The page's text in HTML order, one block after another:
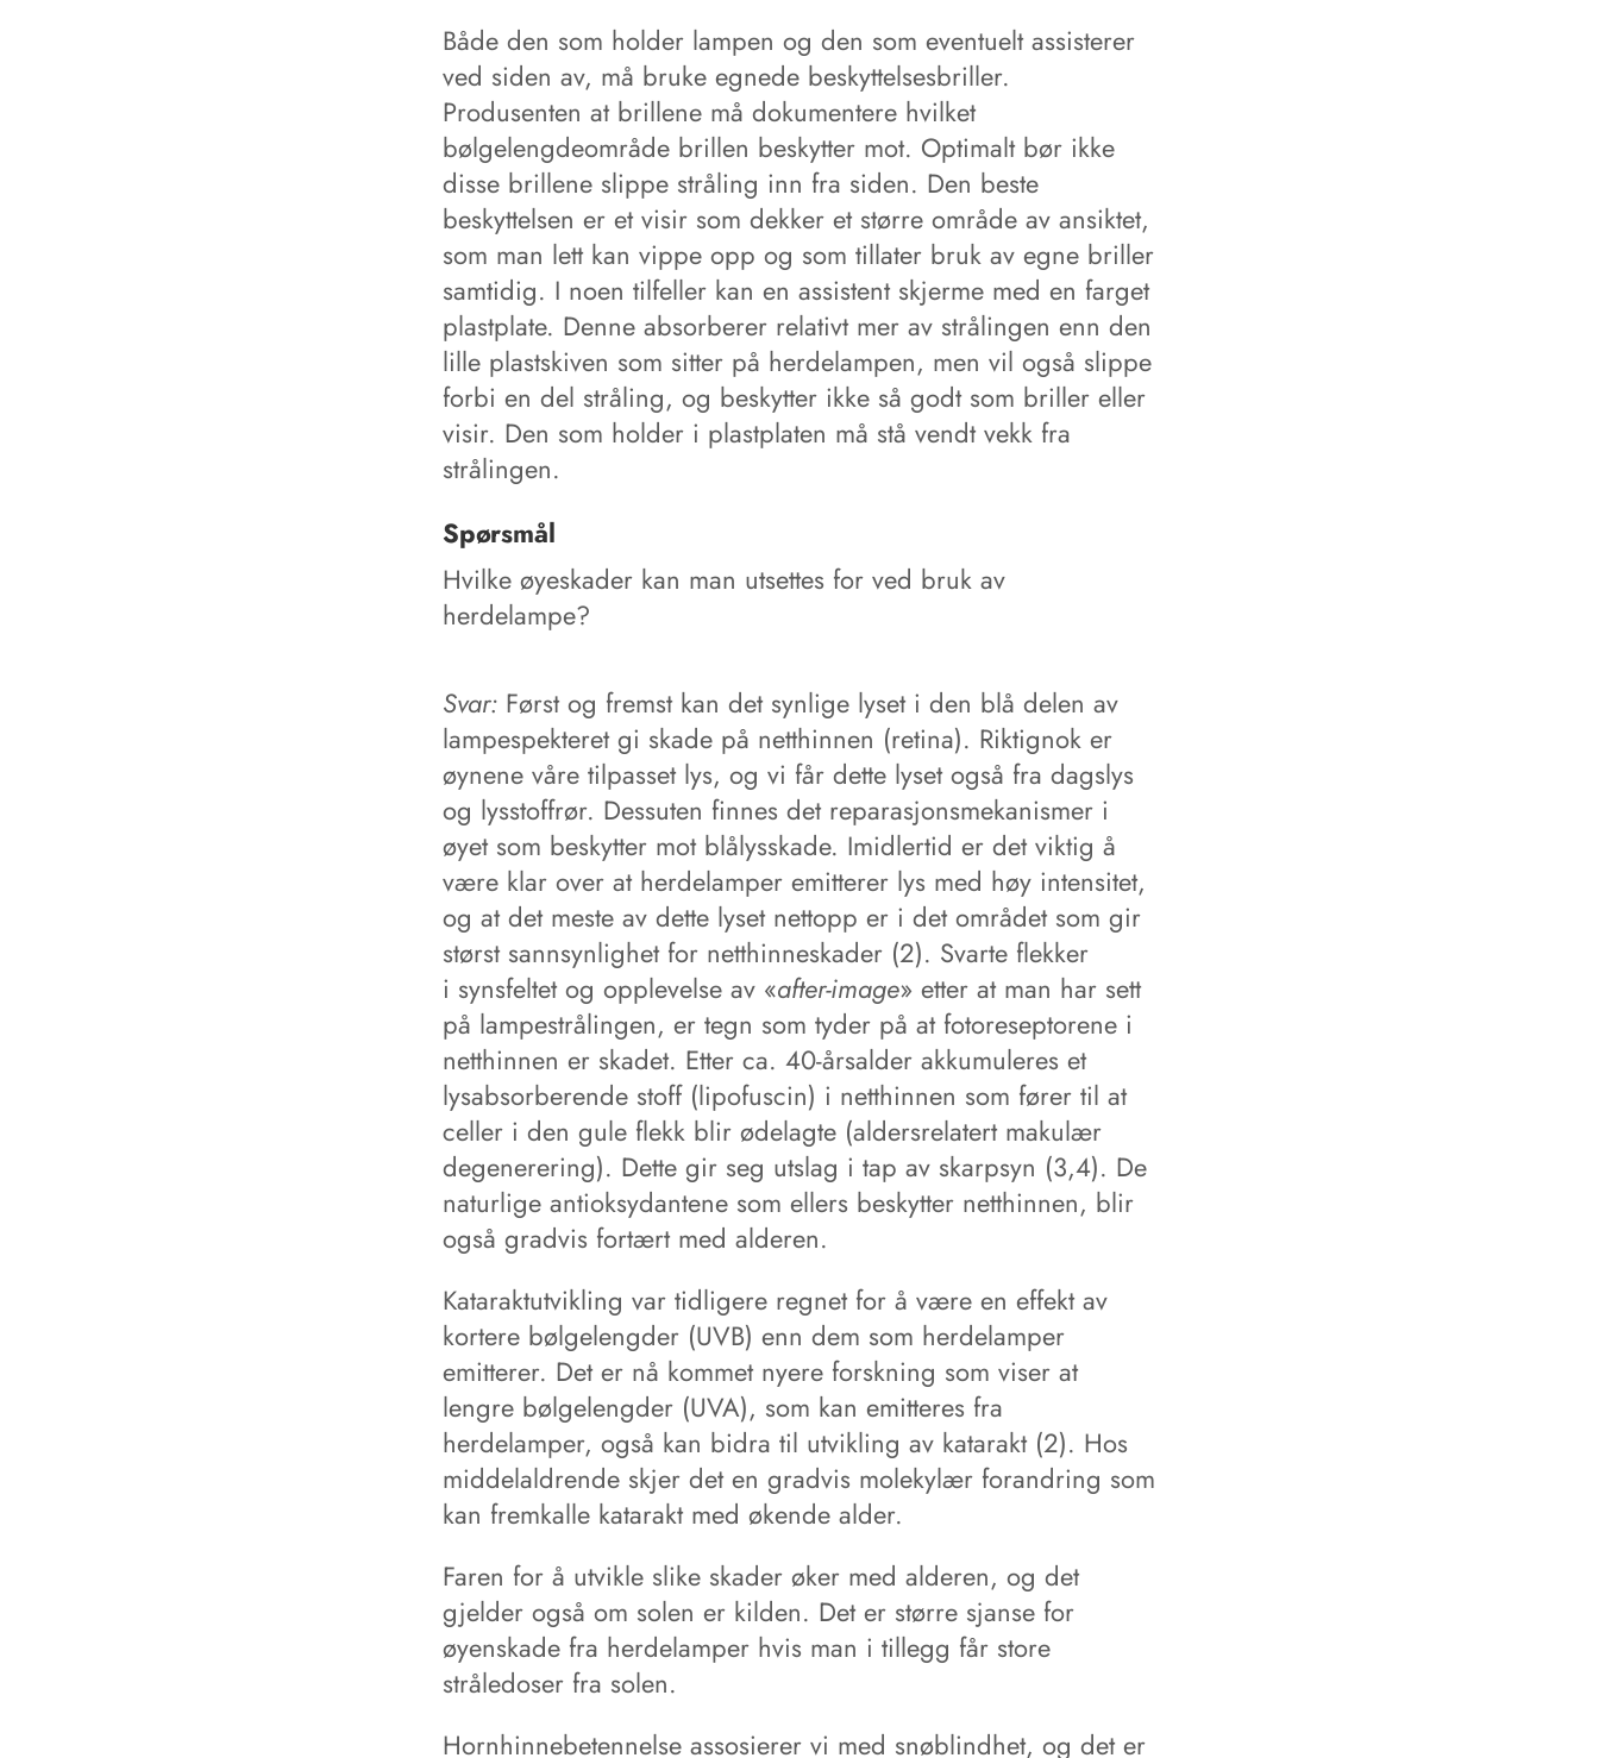
Både den som holder lampen og den som eventuelt assisterer
ved siden av, må bruke egnede beskyttelsesbriller.
Produsenten at brillene må dokumentere hvilket
bølgelengdeområde brillen beskytter mot. Optimalt bør ikke
disse brillene slippe stråling inn fra siden. Den beste
beskyttelsen er et visir som dekker et større område av ansiktet,
som man lett kan vippe opp og som tillater bruk av egne briller
samtidig. I noen tilfeller kan en assistent skjerme med en farget
plastplate. Denne absorberer relativt mer av strålingen enn den
lille plastskiven som sitter på herdelampen, men vil også slippe
forbi en del stråling, og beskytter ikke så godt som briller eller
visir. Den som holder i plastplaten må stå vendt vekk fra
strålingen.
Spørsmål
Hvilke øyeskader kan man utsettes for ved bruk av
herdelampe?
Svar: Først og fremst kan det synlige lyset i den blå delen av
lampespekteret gi skade på netthinnen (retina). Riktignok er
øynene våre tilpasset lys, og vi får dette lyset også fra dagslys
og lysstoffrør. Dessuten finnes det reparasjonsmekanismer i
øyet som beskytter mot blålysskade. Imidlertid er det viktig å
være klar over at herdelamper emitterer lys med høy intensitet,
og at det meste av dette lyset nettopp er i det området som gir
størst sannsynlighet for netthinneskader (2). Svarte flekker
i synsfeltet og opplevelse av «after-image» etter at man har sett
på lampestrålingen, er tegn som tyder på at fotoreseptorene i
netthinnen er skadet. Etter ca. 40-årsalder akkumuleres et
lysabsorberende stoff (lipofuscin) i netthinnen som fører til at
celler i den gule flekk blir ødelagte (aldersrelatert makulær
degenerering). Dette gir seg utslag i tap av skarpsyn (3,4). De
naturlige antioksydantene som ellers beskytter netthinnen, blir
også gradvis fortært med alderen.
Kataraktutvikling var tidligere regnet for å være en effekt av
kortere bølgelengder (UVB) enn dem som herdelamper
emitterer. Det er nå kommet nyere forskning som viser at
lengre bølgelengder (UVA), som kan emitteres fra
herdelamper, også kan bidra til utvikling av katarakt (2). Hos
middelaldrende skjer det en gradvis molekylær forandring som
kan fremkalle katarakt med økende alder.
Faren for å utvikle slike skader øker med alderen, og det
gjelder også om solen er kilden. Det er større sjanse for
øyenskade fra herdelamper hvis man i tillegg får store
stråledoser fra solen.
Hornhinnebetennelse assosierer vi med snøblindhet, og det er